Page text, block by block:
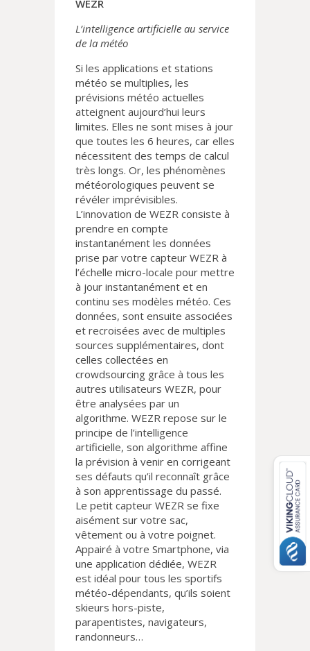
WEZR
L’intelligence artificielle au service
de la météo
Si les applications et stations
météo se multiplies, les
prévisions météo actuelles
atteignent aujourd’hui leurs
limites. Elles ne sont mises à jour
que toutes les 6 heures, car elles
nécessitent des temps de calcul
très longs. Or, les phénomènes
météorologiques peuvent se
révéler imprévisibles.
L’innovation de WEZR consiste à
prendre en compte
instantanément les données
prise par votre capteur WEZR à
l’échelle micro-locale pour mettre
à jour instantanément et en
continu ses modèles météo. Ces
données, sont ensuite associées
et recroisées avec de multiples
sources supplémentaires, dont
celles collectées en
crowdsourcing grâce à tous les
autres utilisateurs WEZR, pour
être analysées par un
algorithme. WEZR repose sur le
principe de l’intelligence
artificielle, son algorithme affine
la prévision à venir en corrigeant
ses défauts qu’il reconnaît grâce
à son apprentissage du passé.
Le petit capteur WEZR se fixe
aisément sur votre sac,
vêtement ou à votre poignet.
Appairé à votre Smartphone, via
une application dédiée, WEZR
est idéal pour tous les sportifs
météo-dépendants, qu’ils soient
skieurs hors-piste,
parapentistes, navigateurs,
randonneurs…